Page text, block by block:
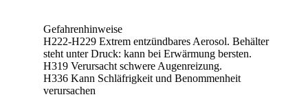
Gefahrenhinweise
H222-H229 Extrem entzündbares Aerosol. Behälter
steht unter Druck: kann bei Erwärmung bersten.
H319 Verursacht schwere Augenreizung.
H336 Kann Schläfrigkeit und Benommenheit
verursachen